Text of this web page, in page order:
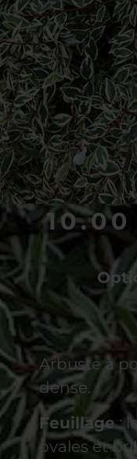
10.00
Arbuste à
dense.
Feuillage:
ovales et